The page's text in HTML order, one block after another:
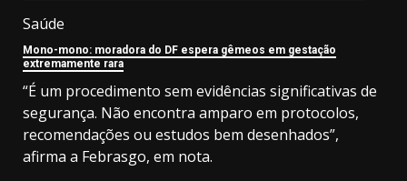
Saúde
Mono-mono: moradora do DF espera gêmeos em gestação
extremamente rara
“É um procedimento sem evidências significativas de
segurança. Não encontra amparo em protocolos,
recomendações ou estudos bem desenhados”,
afirma a Febrasgo, em nota.